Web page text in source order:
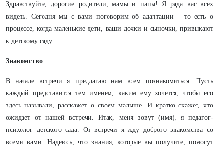
Здравствуйте, дорогие родители, мамы и папы! Я рада вас всех
видеть. Сегодня мы с вами поговорим об адаптации – то есть о
процессе, когда маленькие дети, ваши дочки и сыночки, привыкают
к детскому саду.
Знакомство
В начале встречи я предлагаю нам всем познакомиться. Пусть
каждый представится тем именем, каким ему хочется, чтобы его
здесь называли, расскажет о своем малыше. И кратко скажет, что
ожидает от нашей встречи. Итак, меня зовут (имя), я педагог-
психолог детского сада. От встречи я жду доброго знакомства со
всеми вами. Надеюсь, что знания, которые вы получите, помогут